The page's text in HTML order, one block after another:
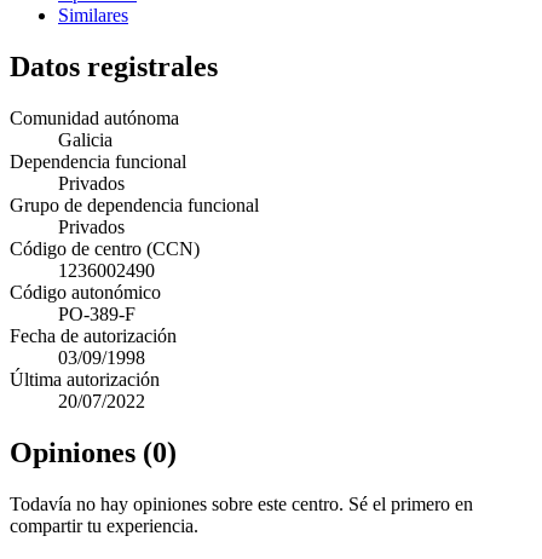
Similares
Datos registrales
Comunidad autónoma
Galicia
Dependencia funcional
Privados
Grupo de dependencia funcional
Privados
Código de centro (CCN)
1236002490
Código autonómico
PO-389-F
Fecha de autorización
03/09/1998
Última autorización
20/07/2022
Opiniones (0)
Todavía no hay opiniones sobre este centro. Sé el primero en
compartir tu experiencia.